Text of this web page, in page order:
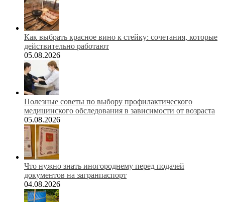
Как выбрать красное вино к стейку: сочетания, которые
действительно работают
05.08.2026
Полезные советы по выбору профилактического
медицинского обследования в зависимости от возраста
05.08.2026
Что нужно знать иногороднему перед подачей
документов на загранпаспорт
04.08.2026